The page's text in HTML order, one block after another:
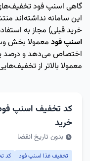
گاهی اسنپ فود
این سامانه نداشته‌اند
خرید قبلی) مجاز به
اسنپ فود معمولا بخش
اختصاص می‌دهد و درصد
معمولا بالاتر از
خرید
بدون تاریخ انقضا
تخفیف غذا اسنپ فود
کد